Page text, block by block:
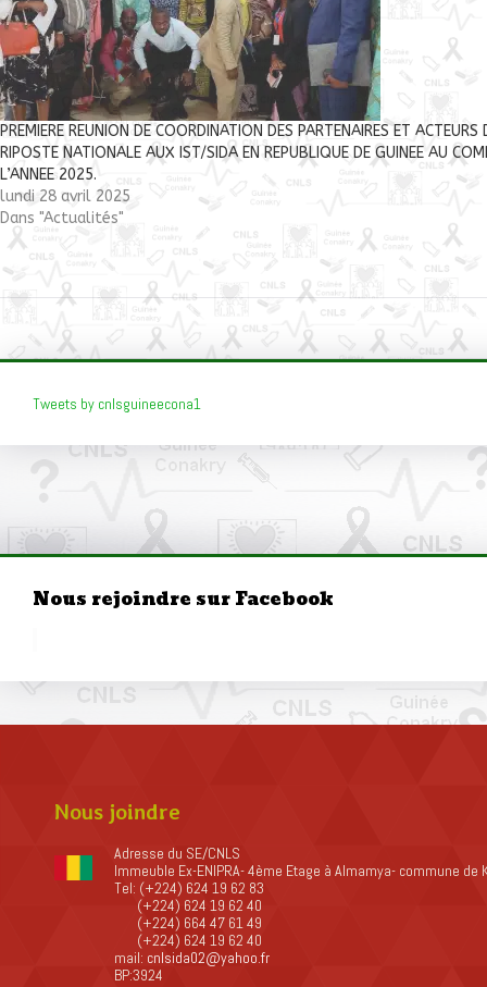
PREMIERE REUNION DE COORDINATION DES PARTENAIRES ET ACTEURS
RIPOSTE NATIONALE AUX IST/SIDA EN REPUBLIQUE DE GUINEE AU
L’ANNEE 2025.
lundi 28 avril 2025
Dans "Actualités"
Tweets by cnlsguineecona1
Nous rejoindre sur Facebook
Nous joindre
Adresse du SE/CNLS
Immeuble Ex-ENIPRA- 4ème Etage à Almamya- commune de
Tel: (+224) 624 19 62 83
(+224) 624 19 62 40
(+224) 664 47 61 49
(+224) 624 19 62 40
mail: cnlsida02@yahoo.fr
BP:3924